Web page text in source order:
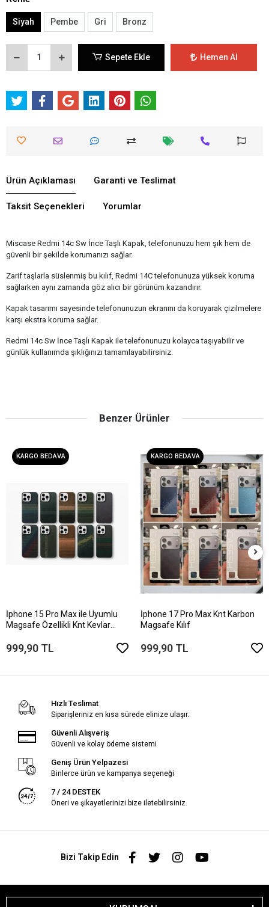
Siyah Pembe Gri Bronz
Sepete Ekle Hemen Al
Ürün Açıklaması Garanti ve Teslimat
Taksit Seçenekleri Yorumlar
Miscase Redmi 14c Sw İnce Taşlı Kapak, telefonunuzu hem şık hem de
güvenli bir şekilde korumanızı sağlar.
Zarif taşlarla süslenmiş bu kılıf, Redmi 14C telefonunuza yüksek koruma
sağlarken aynı zamanda göz alıcı bir görünüm kazandırır.
Kapak tasarımı sayesinde telefonunuzun ekranını da koruyarak çizilmelere
karşı ekstra koruma sağlar.
Redmi 14c Sw İnce Taşlı Kapak ile telefonunuzu kolayca taşıyabilir ve
günlük kullanımda şıklığınızı tamamlayabilirsiniz.
Benzer Ürünler
KARGO BEDAVA
İphone 15 Pro Max ile Uyumlu
Magsafe Özellikli Knt Kevlar
999,90 TL
KARGO BEDAVA
İphone 17 Pro Max Knt Karbon
Magsafe Kılıf
999,90 TL
Hızlı Teslimat
Siparişleriniz en kısa sürede elinize ulaşır.
Güvenli Alışveriş
Güvenli ve kolay ödeme sistemi
Geniş Ürün Yelpazesi
Binlerce ürün ve kampanya seçeneği
7 / 24 DESTEK
Öneri ve şikayetlerinizi bize iletebilirsiniz.
Bizi Takip Edin